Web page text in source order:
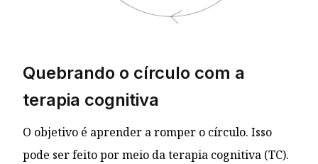
Quebrando o círculo com a
terapia cognitiva
O objetivo é aprender a romper o círculo. Isso
pode ser feito por meio da terapia cognitiva (TC).